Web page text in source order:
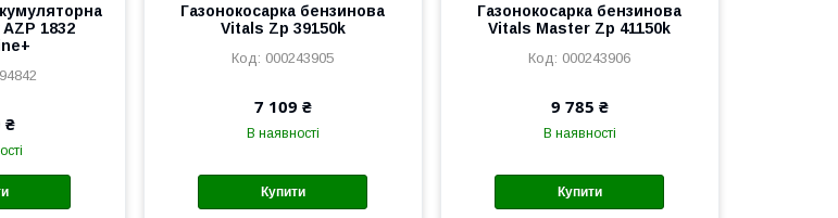
1832
₴
Газонокосарка бензинова
Vitals Zp 39150k
000243905
7 109 ₴
В наявності
Купити
Газонокосарка бензинова
Vitals Master Zp 41150k
000243906
9 785 ₴
В наявності
Купити